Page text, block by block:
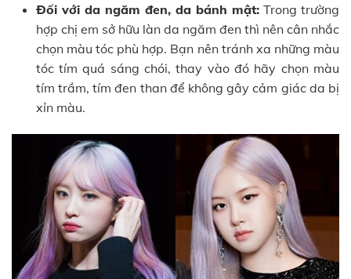
Đối với da ngăm đen, da bánh mật:Trong trường
hợp chị em sở hữu làn da ngăm đen thì nên cân nhắc
chọn màu tóc phù hợp. Bạn nên tránh xa những màu
tóc tím quá sáng chói, thay vào đó hãy chọn màu
tím trầm, tím đen than để không gây cảm giác da bị
xỉn màu.